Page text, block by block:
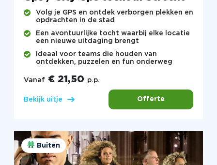
Volg je GPS en ontdek verborgen plekken en
opdrachten in de stad
Een avontuurlijke tocht waarbij elke locatie
een nieuwe uitdaging brengt
Ideaal voor teams die houden van
ontdekken, puzzelen en fun onderweg
Vanaf € 21,50 p.p.
Bekijk uitje Offerte
Buiten